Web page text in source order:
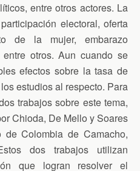
entre otros actores. La
electoral, oferta
de la mujer, embarazo
otros. Aun cuando se
efectos sobre la tasa de
estudios al respecto. Para
trabajos sobre este tema,
Chioda, De Mello y Soares
Colombia de Camacho,
dos trabajos utilizan
que logran resolver el